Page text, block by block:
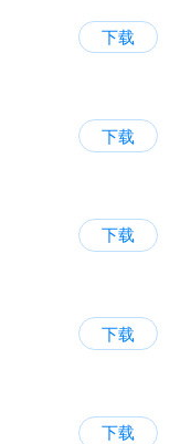
下载
下载
下载
下载
下载